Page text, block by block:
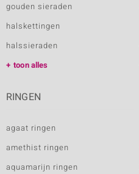
gouden sieraden
halskettingen
halssieraden
toon alles
RINGEN
agaat ringen
amethist ringen
aquamarijn ringen